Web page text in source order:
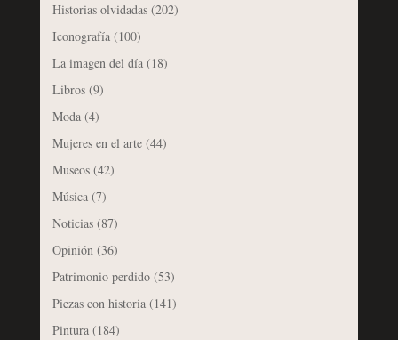
Historias olvidadas(202)
Iconografía(100)
La imagen del día(18)
Libros(9)
Moda(4)
Mujeres en el arte(44)
Museos(42)
Música(7)
Noticias(87)
Opinión(36)
Patrimonio perdido(53)
Piezas con historia(141)
Pintura(184)